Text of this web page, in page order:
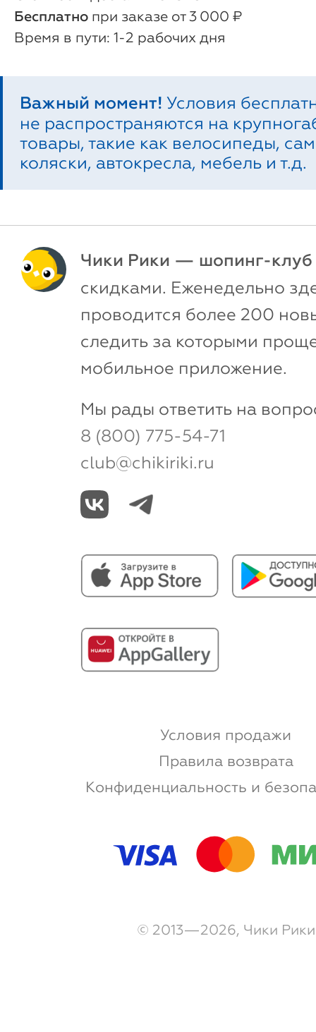
Бесплатно при заказе от 3 000 ₽
1-2 рабочих дня
Важный момент! Условия
не распространяются на
товары, такие как велосипеды,
коляски, автокресла, мебель и т.д.
Чики Рики — шопинг-клуб
скидками. Еженедельно
проводится более 200
следить за которыми
мобильное приложение.
Мы рады ответить на
8 (800) 775-54-71
club@chikiriki.ru
Условия продажи
Правила возврата
Конфиденциальность и
© 2013—2026, Чики Рики